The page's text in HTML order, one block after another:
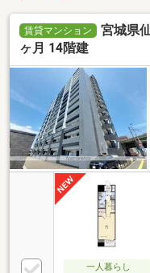
賃貸マンション
宮城県
ヶ月 14階建
一人暮らし